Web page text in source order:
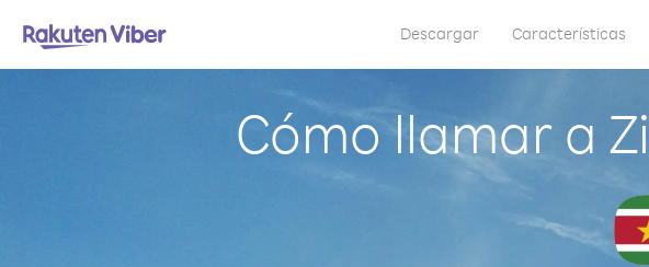
Descargar Características
Cómo llamar a